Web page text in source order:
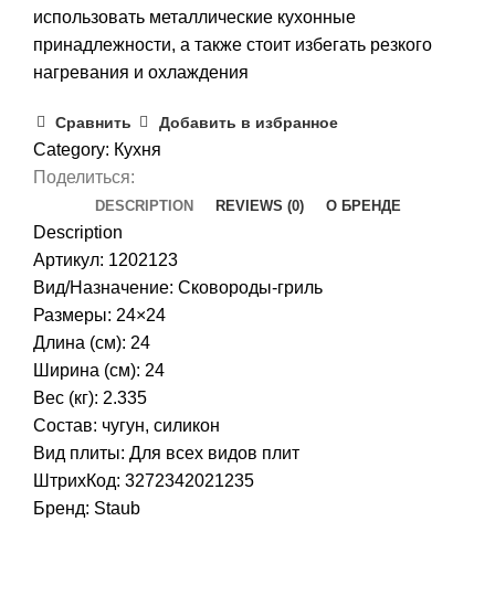
использовать металлические кухонные
принадлежности, а также стоит избегать резкого
нагревания и охлаждения
Сравнить Добавить в избранное
Category: Кухня
Поделиться:
DESCRIPTION REVIEWS (0) О БРЕНДЕ
Description
Артикул: 1202123
Вид/Назначение: Сковороды-гриль
Размеры: 24×24
Длина (см): 24
Ширина (см): 24
Вес (кг): 2.335
Состав: чугун, силикон
Вид плиты: Для всех видов плит
ШтрихКод: 3272342021235
Бренд: Staub